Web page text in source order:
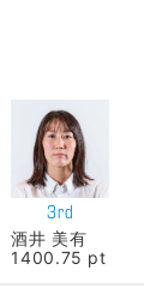
3rd
酒井 美有
1400.75 pt